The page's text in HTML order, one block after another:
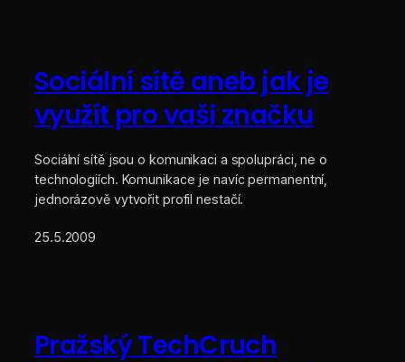
Sociální sítě aneb jak je
využít pro vaši značku
Sociální sítě jsou o komunikaci a spolupráci, ne o
technologiích. Komunikace je navíc permanentní,
jednorázově vytvořit profil nestačí.
25.5.2009
Pražský TechCruch